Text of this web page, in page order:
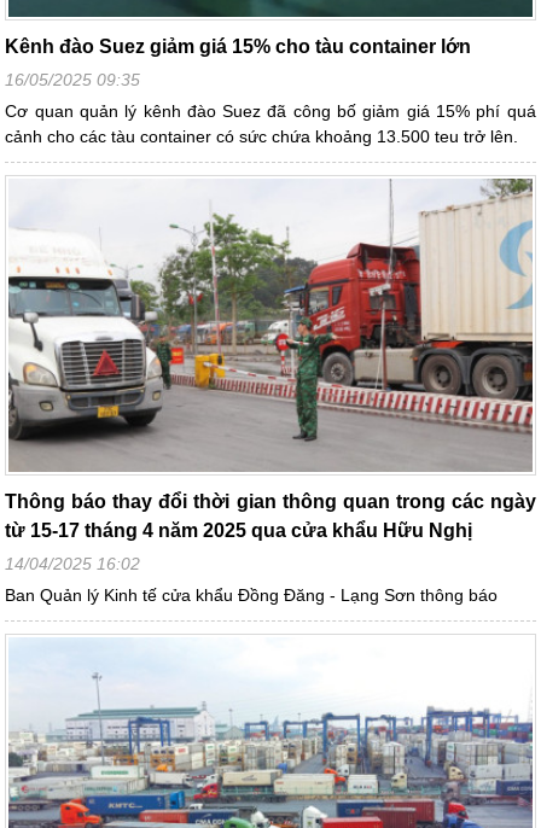
Kênh đào Suez giảm giá 15% cho tàu container lớn
16/05/2025 09:35
Cơ quan quản lý kênh đào Suez đã công bố giảm giá 15% phí quá
cảnh cho các tàu container có sức chứa khoảng 13.500 teu trở lên.
Thông báo thay đổi thời gian thông quan trong các ngày
từ 15-17 tháng 4 năm 2025 qua cửa khẩu Hữu Nghị
14/04/2025 16:02
Ban Quản lý Kinh tế cửa khẩu Đồng Đăng - Lạng Sơn thông báo